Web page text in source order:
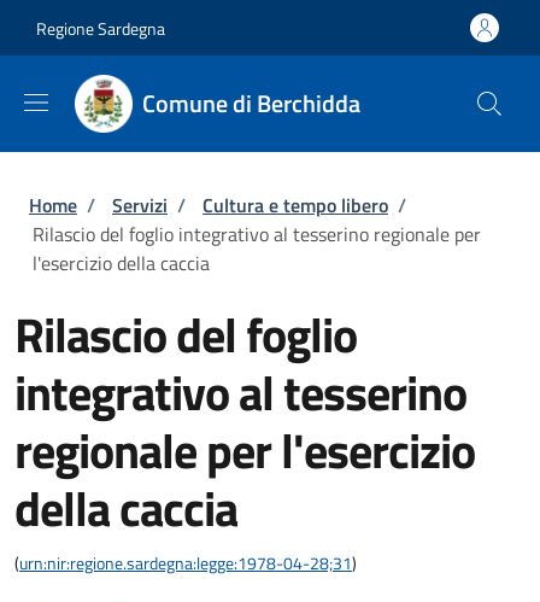
Regione Sardegna
Comune di Berchidda
Briciole di pane
Home / Servizi / Cultura e tempo libero /
Rilascio del foglio integrativo al tesserino regionale per
l'esercizio della caccia
Rilascio del foglio
integrativo al tesserino
regionale per l'esercizio
della caccia
(urn:nir:regione.sardegna:legge:1978-04-28;31)